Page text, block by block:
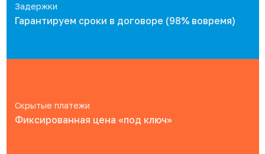
Задержки
Гарантируем сроки в договоре (98% вовремя)
Скрытые платежи
Фиксированная цена «под ключ»